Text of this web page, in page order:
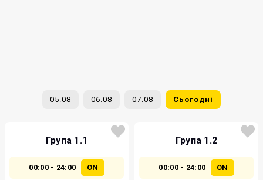
05.08 06.08 07.08 Сьогодні
Група 1.1
00:00 - 24:00 ON
Група 1.2
00:00 - 24:00 ON